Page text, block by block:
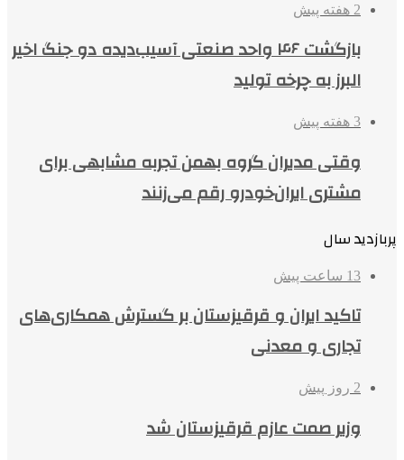
2 هفته پیش
بازگشت ۴۶ واحد صنعتی آسیب‌دیده دو جنگ اخیر
البرز به چرخه تولید
3 هفته پیش
وقتی مدیران گروه بهمن تجربه مشابهی برای
مشتری ایران‌خودرو رقم می‌زنند
پربازدید سال
13 ساعت پیش
تاکید ایران و قرقیزستان بر گسترش همکاری‌های
تجاری و معدنی
2 روز پیش
وزیر صمت عازم قرقیزستان شد